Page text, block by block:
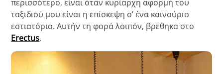
περισσότερο, είναι όταν κυρίαρχη αφορμή του
ταξιδιού μου είναι η επίσκεψη σ’ ένα καινούριο
εστιατόριο. Αυτήν τη φορά λοιπόν, βρέθηκα στο
Εrectus.